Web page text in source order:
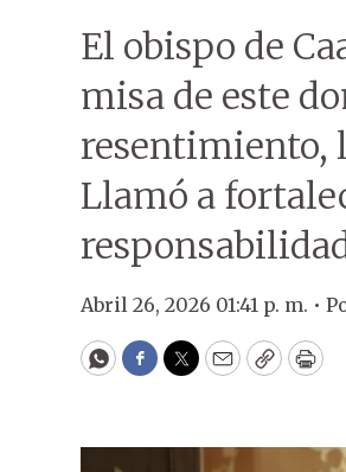
El obispo de
misa de este
resentimiento,
Llamó a
Abril 26, 2026 01:41 p. m. •
WhatsApp
Facebook
Twitter
EmailCopyPrint